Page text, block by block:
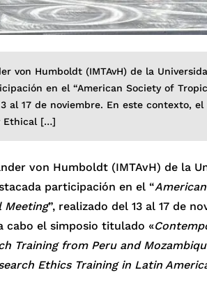
von Humboldt (IMTAvH) de la
en el “American Society of
al 17 de noviembre. En este contexto,
Ethical […]
von Humboldt (IMTAvH) de la
participación en el “
Meeting”, realizado del 13 al 17 de
cabo el simposio titulado «
Training from Peru and
Ethics Training in Latin